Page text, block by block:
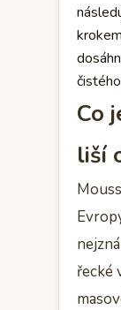
Co
liší
řecké